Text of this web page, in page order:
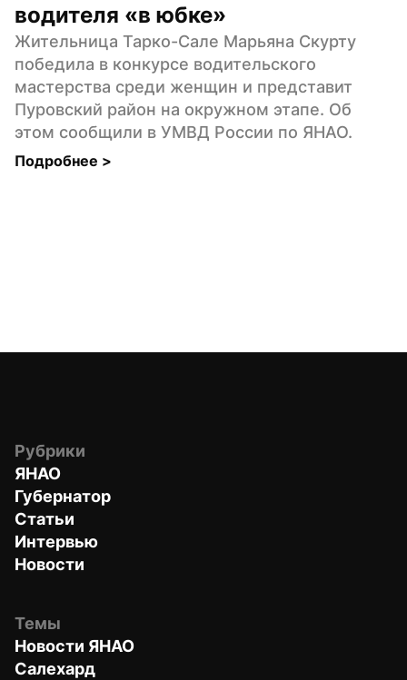
водителя «в юбке»
Жительница Тарко-Сале Марьяна Скурту
победила в конкурсе водительского
мастерства среди женщин и представит
Пуровский район на окружном этапе. Об
этом сообщили в УМВД России по ЯНАО.
Подробнее >
Рубрики
ЯНАО
Губернатор
Статьи
Интервью
Новости
Темы
Новости ЯНАО
Салехард